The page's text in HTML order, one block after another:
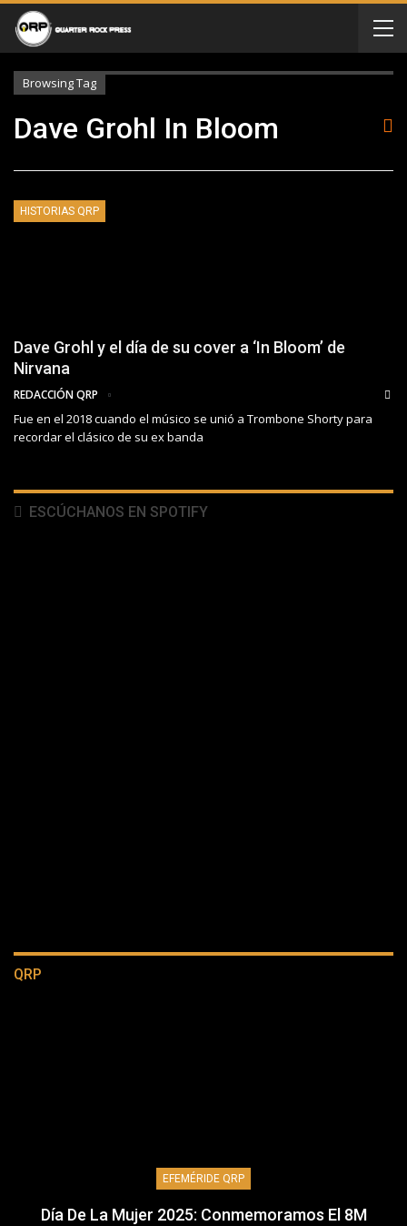
Browsing Tag
Dave Grohl In Bloom
HISTORIAS QRP
Dave Grohl y el día de su cover a ‘In Bloom’ de
Nirvana
REDACCIÓN QRP
Fue en el 2018 cuando el músico se unió a Trombone Shorty para
recordar el clásico de su ex banda
ESCÚCHANOS EN SPOTIFY
QRP
EFEMÉRIDE QRP
Día De La Mujer 2025: Conmemoramos El 8M